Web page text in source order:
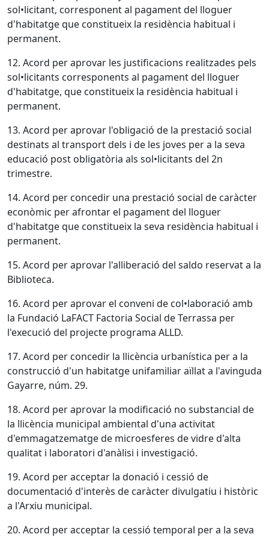
sol•licitant, corresponent al pagament del lloguer
d'habitatge que constitueix la residència habitual i
permanent.
12. Acord per aprovar les justificacions realitzades pels
sol•licitants corresponents al pagament del lloguer
d'habitatge, que constitueix la residència habitual i
permanent.
13. Acord per aprovar l'obligació de la prestació social
destinats al transport dels i de les joves per a la seva
educació post obligatòria als sol•licitants del 2n
trimestre.
14. Acord per concedir una prestació social de caràcter
econòmic per afrontar el pagament del lloguer
d'habitatge que constitueix la seva residència habitual i
permanent.
15. Acord per aprovar l'alliberació del saldo reservat a la
Biblioteca.
16. Acord per aprovar el conveni de col•laboració amb
la Fundació LaFACT Factoria Social de Terrassa per
l'execució del projecte programa ALLD.
17. Acord per concedir la llicència urbanística per a la
construcció d'un habitatge unifamiliar aïllat a l'avinguda
Gayarre, núm. 29.
18. Acord per aprovar la modificació no substancial de
la llicència municipal ambiental d'una activitat
d'emmagatzematge de microesferes de vidre d'alta
qualitat i laboratori d'anàlisi i investigació.
19. Acord per acceptar la donació i cessió de
documentació d'interès de caràcter divulgatiu i històric
a l'Arxiu municipal.
20. Acord per acceptar la cessió temporal per a la seva